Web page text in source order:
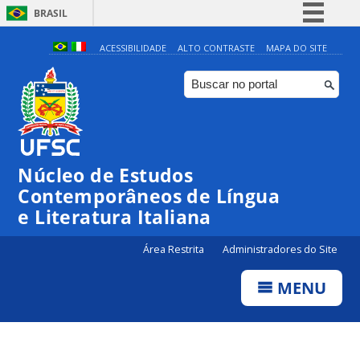
BRASIL
Simplifique!
Comunica BR
Participe
ACESSIBILIDADE ALTO CONTRASTE MAPA DO SITE
Núcleo de Estudos
Contemporâneos de Língua
e Literatura Italiana
Área Restrita Administradores do Site
MENU